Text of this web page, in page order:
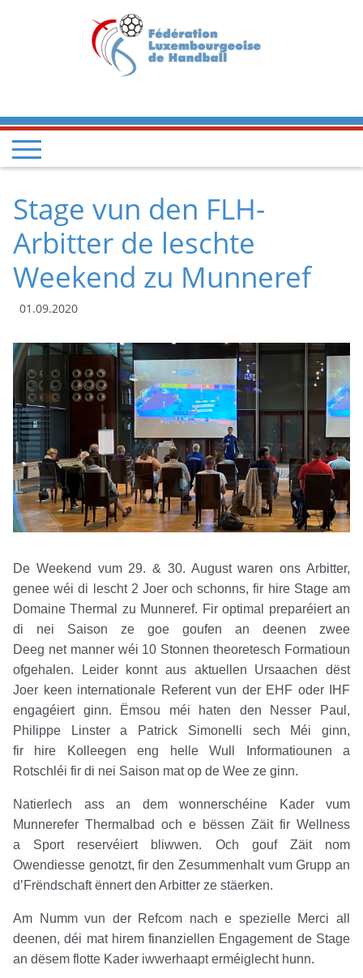
Stage vun den FLH-
Arbitter de leschte
Weekend zu Munneref
01.09.2020
De Weekend vum 29. & 30. August waren ons Arbitter,
genee wéi di lescht 2 Joer och schonns, fir hire Stage am
Domaine Thermal zu Munneref. Fir optimal preparéiert an
di nei Saison ze goe goufen an deenen zwee
Deeg net manner wéi 10 Stonnen theoretesch Formatioun
ofgehalen. Leider konnt aus aktuellen Ursaachen dëst
Joer keen internationale Referent vun der EHF oder IHF
engagéiert ginn. Ëmsou méi haten den Nesser Paul,
Philippe Linster a Patrick Simonelli sech Méi ginn,
fir hire Kolleegen eng helle Wull Informatiounen a
Rotschléi fir di nei Saison mat op de Wee ze ginn.
Natierlech ass an dem wonnerschéine Kader vum
Munnerefer Thermalbad och e bëssen Zäit fir Wellness
a Sport reservéiert bliwwen. Och gouf Zäit nom
Owendiesse genotzt, fir den Zesummenhalt vum Grupp an
d’Frëndschaft ënnert den Arbitter ze stäerken.
Am Numm vun der Refcom nach e spezielle Merci all
deenen, déi mat hirem finanziellen Engagement de Stage
an dësem flotte Kader iwwerhaapt erméiglecht hunn.